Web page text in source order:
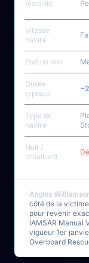
Visibilité
Vitesse
navire
État de mer
Durée
typique
Type de
navire
Nuit /
brouillard
Angles
côté de la
pour revenir
IAMSAR Manual
vigueur 1er
Overboard